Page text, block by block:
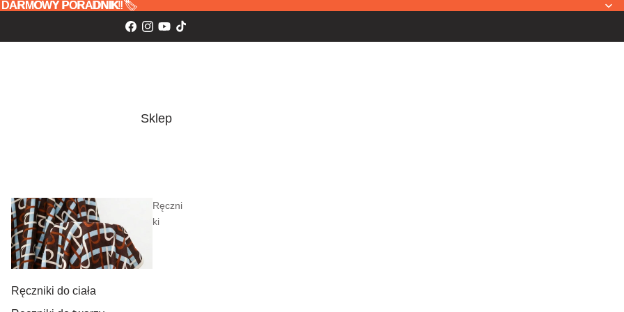
DARMOWY PORADNIK!🏷️
DARMOWY PORADNIK! 🏷️
Sklep
Ręczni
ki
Ręczniki do ciała